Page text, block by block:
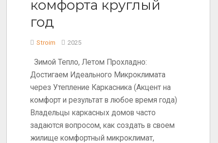
комфорта круглый
год
Stroim 2025
Зимой Тепло, Летом Прохладно:
Достигаем Идеального Микроклимата
через Утепление Каркасника (Акцент на
комфорт и результат в любое время года)
Владельцы каркасных домов часто
задаются вопросом, как создать в своем
жилище комфортный микроклимат,